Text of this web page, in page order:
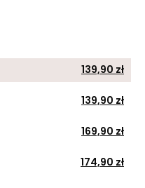
139,90 zł
139,90 zł
169,90 zł
174,90 zł